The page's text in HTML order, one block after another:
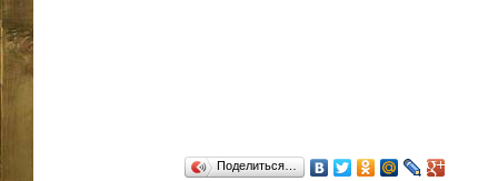
Поделиться…